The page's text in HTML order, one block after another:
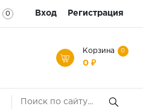
0 Вход Регистрация
Корзина 0
0 ₽